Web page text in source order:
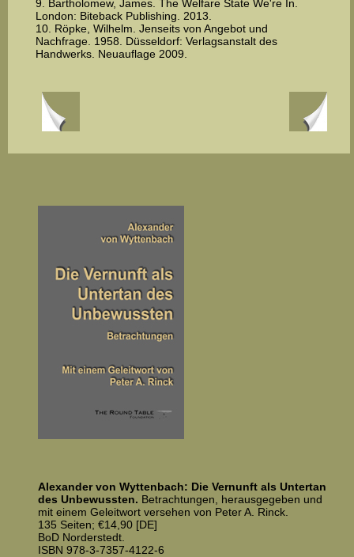
9. Bartholomew, James. The Welfare State We're In.
London: Biteback Publishing. 2013.
10. Röpke, Wilhelm. Jenseits von Angebot und
Nachfrage. 1958. Düsseldorf: Verlagsanstalt des
Handwerks. Neuauflage 2009.
Alexander von Wytten­bach: Die Ver­nunft als Unter­tan
des Un­bewuss­ten. Be­trach­tungen, her­aus­gegeben und
mit einem Ge­leit­wort ver­sehen von Peter A. Rinck.
135 Seiten; €14,90 [DE]
BoD Norderstedt.
ISBN 978-3-7357-4122-6